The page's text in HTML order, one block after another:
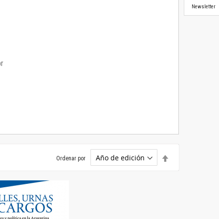
Ordenar por
descendente
Newsletter